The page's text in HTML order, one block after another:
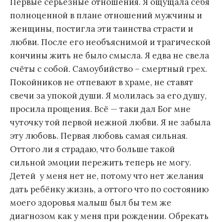
полноценной в плане отношений мужчины и
женщины, постигла эти таинства страсти и
любви. После его необъяснимой и трагической
кончины жить не было смысла. Я едва не свела
счёты с собой. Самоубийство – смертный грех.
Покойников не отпевают в храме, не ставят
свечи за упокой души. Я молилась за его душу,
просила прощения. Всё — таки дал Бог мне
чуточку той первой нежной любви. Я не забыла
эту любовь. Первая любовь самая сильная.
Оттого ли я страдаю, что больше такой
сильной эмоции пережить теперь не могу.
Детей у меня нет не, потому что нет желания
дать ребёнку жизнь, а оттого что по состоянию
моего здоровья малыш был бы тем же
диагнозом как у меня при рождении. Обрекать